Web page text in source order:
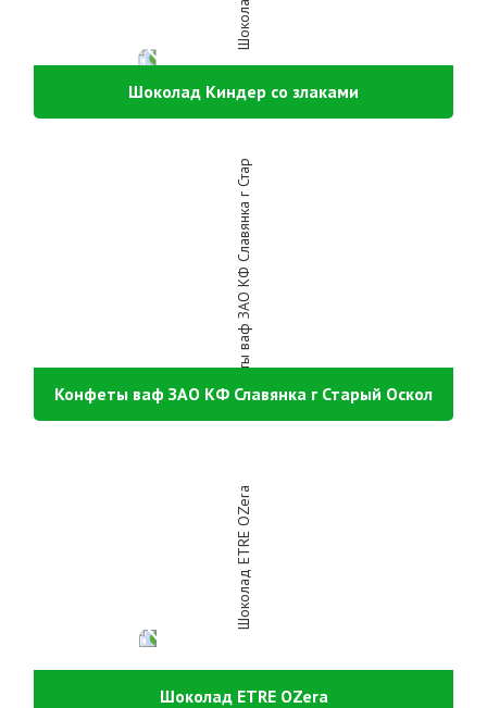
Шоколад Киндер со злаками
Конфеты ваф ЗАО КФ Славянка г Старый Оскол
Шоколад ETRE OZera